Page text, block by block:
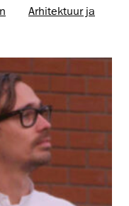
Arhitektuur ja